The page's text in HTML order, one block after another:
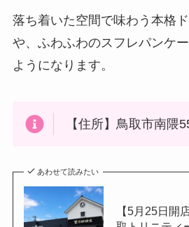
落ち着いた空間で味わう本格
や、ふわふわのスフレパンケ
ようになります。
【住所】鳥取市南隈
あわせて読みたい
【5月25日開